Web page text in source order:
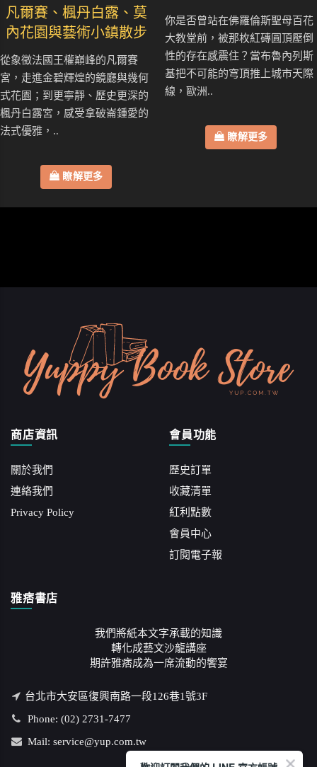
凡爾賽、楓丹白露、莫
內花園與藝術小鎮散步
從象徵法國王權巔峰的凡爾賽
宮，走進金碧輝煌的鏡廳與幾何
式花園；到更寧靜、歷史更深的
楓丹白露宮，感受拿破崙鍾愛的
法式優雅，..
瞭解更多
你是否曾站在佛羅倫斯聖母百花
大教堂前，被那枚紅磚圓頂壓倒
性的存在感震住？當布魯內列斯
基把不可能的穹頂推上城市天際
線，歐洲..
瞭解更多
商店資訊
關於我們
連絡我們
Privacy Policy
會員功能
歷史訂單
收藏清單
紅利點數
會員中心
訂閱電子報
雅痞書店
我們將紙本文字承載的知識
轉化成藝文沙龍講座
期許雅痞成為一席流動的饗宴
台北市大安區復興南路一段126巷1號3F
Phone: (02) 2731-7477
Mail: service@yup.com.tw